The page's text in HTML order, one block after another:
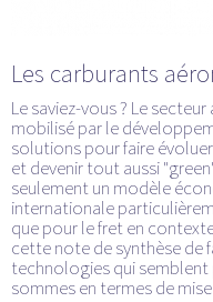
Les carburants
Le saviez-vous ? Le
mobilisé par le
solutions pour faire
et devenir tout aussi
seulement un modèle
internationale
que pour le fret en
cette note de synthèse de
technologies qui
sommes en termes de